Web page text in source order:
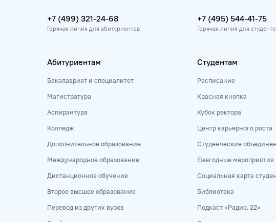
+7 (499) 321-24-68
Горячая линия для абитуриентов
+7 (495) 544-41-75
Горячая линия для
Абитуриентам
Бакалавриат и специалитет
Магистратура
Аспирантура
Колледж
Дополнительное образование
Международное образование
Дистанционное обучение
Второе высшее образование
Перевод из других вузов
Студентам
Расписание
Красная кнопка
Кубок ректора
Центр карьерного роста
Студенческие
Ежегодные мероприятия
Социальная карта
Библиотека
Подкаст «Радио, 22»